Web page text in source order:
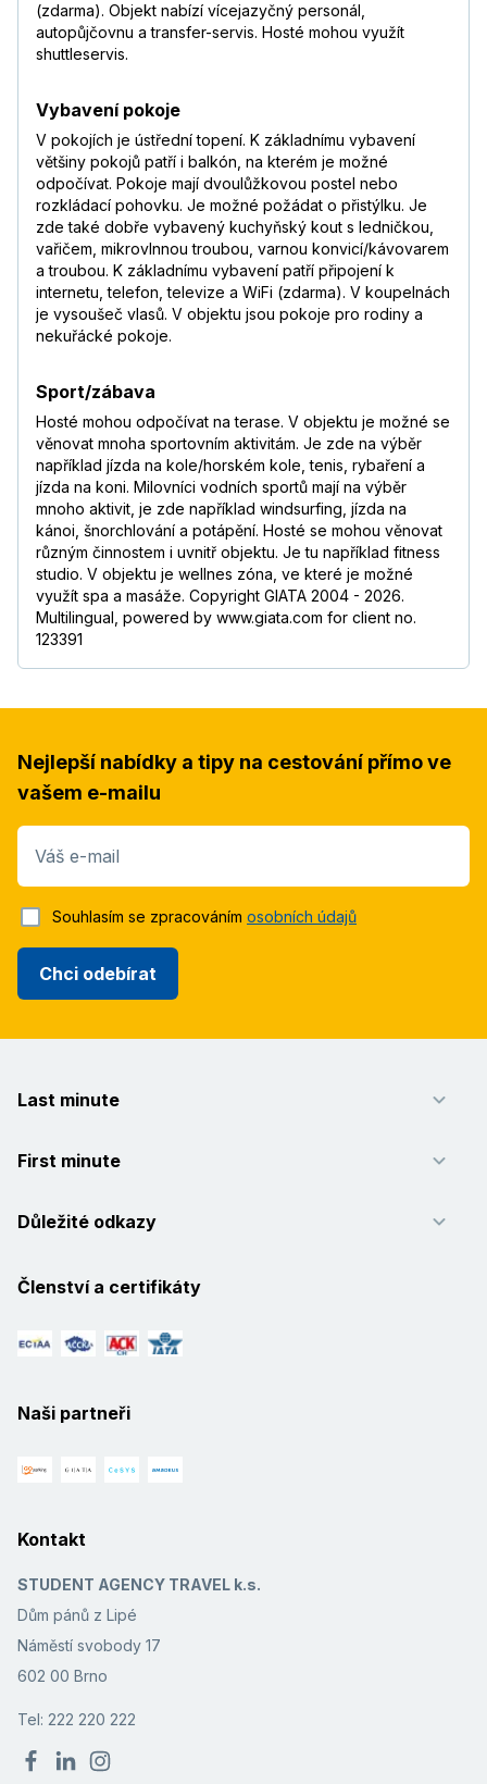
(zdarma). Objekt nabízí vícejazyčný personál,
autopůjčovnu a transfer-servis. Hosté mohou využít
shuttleservis.
Vybavení pokoje
V pokojích je ústřední topení. K základnímu vybavení
většiny pokojů patří i balkón, na kterém je možné
odpočívat. Pokoje mají dvoulůžkovou postel nebo
rozkládací pohovku. Je možné požádat o přistýlku. Je
zde také dobře vybavený kuchyňský kout s ledničkou,
vařičem, mikrovlnnou troubou, varnou konvicí/kávovarem
a troubou. K základnímu vybavení patří připojení k
internetu, telefon, televize a WiFi (zdarma). V koupelnách
je vysoušeč vlasů. V objektu jsou pokoje pro rodiny a
nekuřácké pokoje.
Sport/zábava
Hosté mohou odpočívat na terase. V objektu je možné se
věnovat mnoha sportovním aktivitám. Je zde na výběr
například jízda na kole/horském kole, tenis, rybaření a
jízda na koni. Milovníci vodních sportů mají na výběr
mnoho aktivit, je zde například windsurfing, jízda na
kánoi, šnorchlování a potápění. Hosté se mohou věnovat
různým činnostem i uvnitř objektu. Je tu například fitness
studio. V objektu je wellnes zóna, ve které je možné
využít spa a masáže. Copyright GIATA 2004 - 2026.
Multilingual, powered by www.giata.com for client no.
123391
Nejlepší nabídky a tipy na cestování přímo ve
vašem e-mailu
Váš e-mail
Chci odebírat
Souhlasím se zpracováním osobních údajů
Last minute
First minute
Důležité odkazy
Členství a certifikáty
Naši partneři
Kontakt
STUDENT AGENCY TRAVEL k.s.
Dům pánů z Lipé
Náměstí svobody 17
602 00 Brno
Tel: 222 220 222